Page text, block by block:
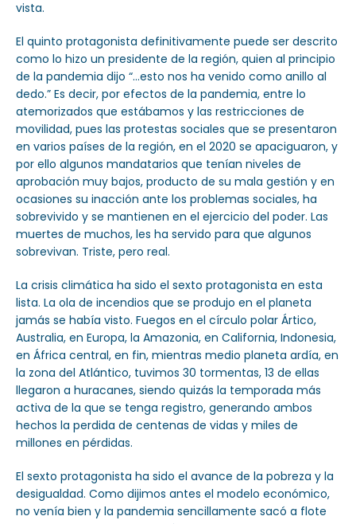
vista.
El quinto protagonista definitivamente puede ser descrito
como lo hizo un presidente de la región, quien al principio
de la pandemia dijo “…esto nos ha venido como anillo al
dedo.” Es decir, por efectos de la pandemia, entre lo
atemorizados que estábamos y las restricciones de
movilidad, pues las protestas sociales que se presentaron
en varios países de la región, en el 2020 se apaciguaron, y
por ello algunos mandatarios que tenían niveles de
aprobación muy bajos, producto de su mala gestión y en
ocasiones su inacción ante los problemas sociales, ha
sobrevivido y se mantienen en el ejercicio del poder. Las
muertes de muchos, les ha servido para que algunos
sobrevivan. Triste, pero real.
La crisis climática ha sido el sexto protagonista en esta
lista. La ola de incendios que se produjo en el planeta
jamás se había visto. Fuegos en el círculo polar Ártico,
Australia, en Europa, la Amazonia, en California, Indonesia,
en África central, en fin, mientras medio planeta ardía, en
la zona del Atlántico, tuvimos 30 tormentas, 13 de ellas
llegaron a huracanes, siendo quizás la temporada más
activa de la que se tenga registro, generando ambos
hechos la perdida de centenas de vidas y miles de
millones en pérdidas.
El sexto protagonista ha sido el avance de la pobreza y la
desigualdad. Como dijimos antes el modelo económico,
no venía bien y la pandemia sencillamente sacó a flote